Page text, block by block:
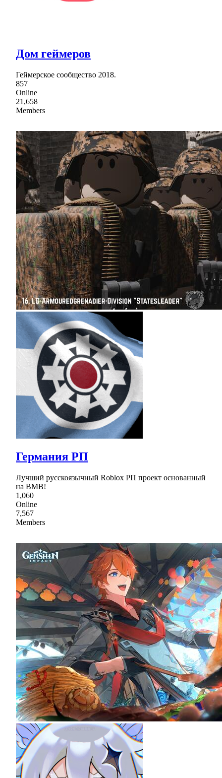
Дом геймеров
Геймерское сообщество 2018.
857
Online
21,658
Members
Германия РП
Лучший русскоязычный Roblox РП проект основанный
на ВМВ!
1,060
Online
7,567
Members